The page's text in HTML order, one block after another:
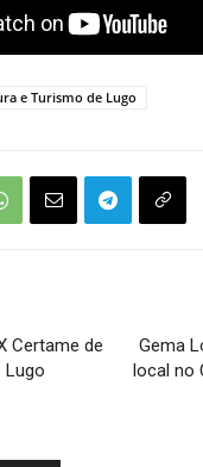
e Turismo de Lugo
Certame de
Lugo
Gema
local no